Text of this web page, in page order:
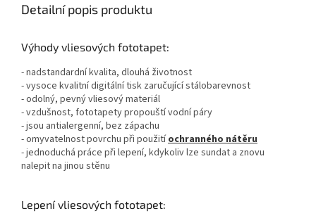
Detailní popis produktu
Výhody vliesových fototapet:
- nadstandardní kvalita, dlouhá životnost
- vysoce kvalitní digitální tisk zaručující stálobarevnost
- odolný, pevný vliesový materiál
- vzdušnost, fototapety propouští vodní páry
- jsou antialergenní, bez zápachu
- omyvatelnost povrchu při použitíochranného nátěru
- jednoduchá práce při lepení, kdykoliv lze sundat a znovu
nalepit na jinou stěnu
Lepení vliesových fototapet: